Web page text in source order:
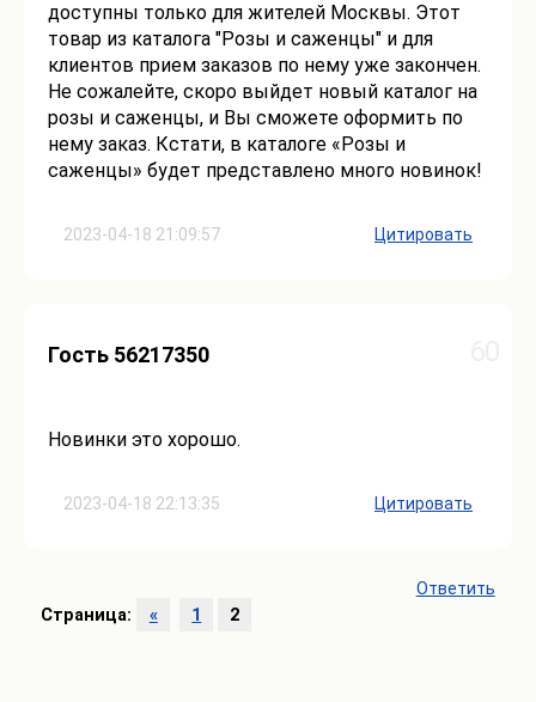
2023-04-18 21:09:57
доступны только для жителей Москвы. Этот
товар из каталога "Розы и саженцы" и для
клиентов прием заказов по нему уже закончен.
Не сожалейте, скоро выйдет новый каталог на
розы и саженцы, и Вы сможете оформить по
нему заказ. Кстати, в каталоге «Розы и
саженцы» будет представлено много новинок!
Цитировать
2023-04-18 22:13:35
Гость 56217350
Новинки это хорошо.
Цитировать
Ответить
Страница:
« 1 2